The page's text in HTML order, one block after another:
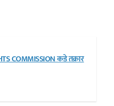
COMMISSION कडे तक्रार